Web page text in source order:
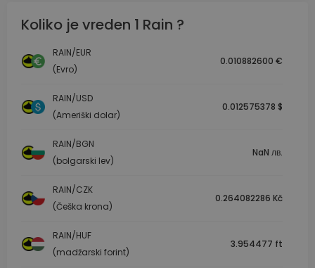
Koliko je vreden 1 Rain ?
RAIN/EUR
(Evro)
0.010882600 €
RAIN/USD
(Ameriški dolar)
0.012575378 $
RAIN/BGN
(bolgarski lev)
NaN лв.
RAIN/CZK
(Češka krona)
0.264082286 Kč
RAIN/HUF
(madžarski forint)
3.954477 ft